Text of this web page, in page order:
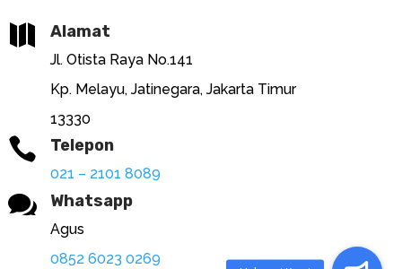
 Alamat
Jl. Otista Raya No.141
Kp. Melayu, Jatinegara, Jakarta Timur
13330
 Telepon
021 – 2101 8089
 Whatsapp
Agus
0852 6023 0269